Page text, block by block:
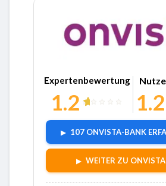
Expertenbewertung
1.2 1.2
107 ONVISTA-BANK
WEITER ZU